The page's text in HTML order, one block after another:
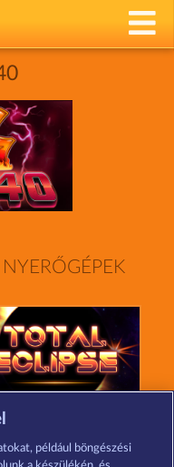
például böngészési